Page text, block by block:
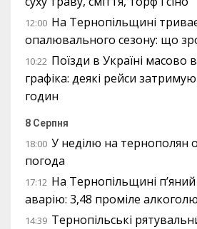
12:00 На Тернопільщині
опалювального сезону: що
10:22 Поїзди в Україні масово
графіка: деякі рейси
годин
8 Серпня
18:00 У неділю на тернополян
погода
17:12 На Тернопільщині п’яний
аварію: 3,48 проміле
14:39 Тернопільські